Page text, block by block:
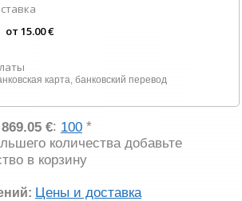
от 15.00 €
карта, банковский перевод
869.05 €: 100 *
количества добавьте
в корзину
Цены и доставка